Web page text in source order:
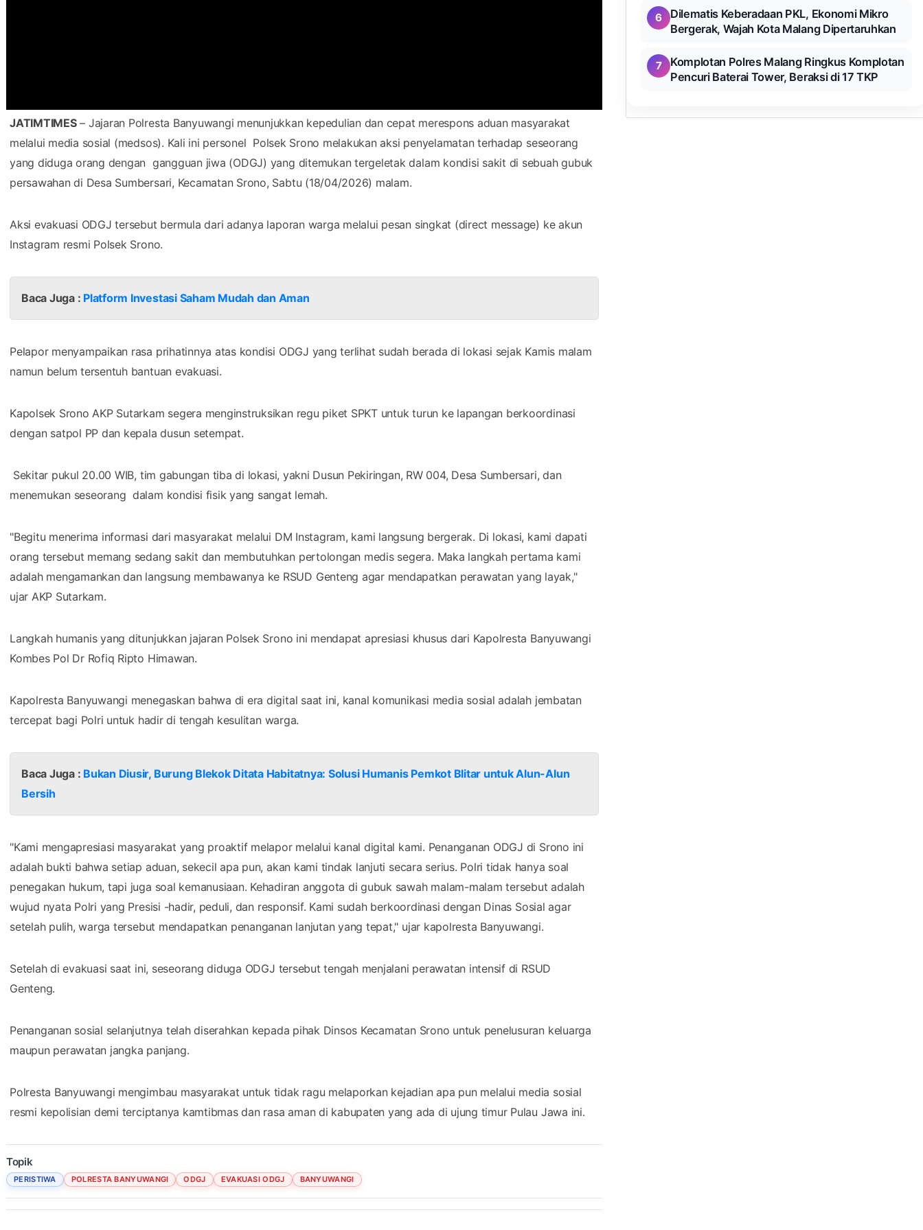
JATIMTIMES– Jajaran Polresta Banyuwangi menunjukkan kepedulian dan cepat merespons aduan masyarakat
melalui media sosial (medsos). Kali ini personel Polsek Srono melakukan aksi penyelamatan terhadap seseorang
yang diduga orang dengan gangguan jiwa (ODGJ) yang ditemukan tergeletak dalam kondisi sakit di sebuah gubuk
persawahan di Desa Sumbersari, Kecamatan Srono, Sabtu (18/04/2026) malam.
Aksi evakuasi ODGJ tersebut bermula dari adanya laporan warga melalui pesan singkat (direct message) ke akun
Instagram resmi Polsek Srono.
Baca Juga : Platform Investasi Saham Mudah dan Aman
Pelapor menyampaikan rasa prihatinnya atas kondisi ODGJ yang terlihat sudah berada di lokasi sejak Kamis malam
namun belum tersentuh bantuan evakuasi.
Kapolsek Srono AKP Sutarkam segera menginstruksikan regu piket SPKT untuk turun ke lapangan berkoordinasi
dengan satpol PP dan kepala dusun setempat.
Sekitar pukul 20.00 WIB, tim gabungan tiba di lokasi, yakni Dusun Pekiringan, RW 004, Desa Sumbersari, dan
menemukan seseorang dalam kondisi fisik yang sangat lemah.
"Begitu menerima informasi dari masyarakat melalui DM Instagram, kami langsung bergerak. Di lokasi, kami dapati
orang tersebut memang sedang sakit dan membutuhkan pertolongan medis segera. Maka langkah pertama kami
adalah mengamankan dan langsung membawanya ke RSUD Genteng agar mendapatkan perawatan yang layak,"
ujar AKP Sutarkam.
Langkah humanis yang ditunjukkan jajaran Polsek Srono ini mendapat apresiasi khusus dari Kapolresta Banyuwangi
Kombes Pol Dr Rofiq Ripto Himawan.
Kapolresta Banyuwangi menegaskan bahwa di era digital saat ini, kanal komunikasi media sosial adalah jembatan
tercepat bagi Polri untuk hadir di tengah kesulitan warga.
Baca Juga : Bukan Diusir, Burung Blekok Ditata Habitatnya: Solusi Humanis Pemkot Blitar untuk Alun-Alun
Bersih
"Kami mengapresiasi masyarakat yang proaktif melapor melalui kanal digital kami. Penanganan ODGJ di Srono ini
adalah bukti bahwa setiap aduan, sekecil apa pun, akan kami tindak lanjuti secara serius. Polri tidak hanya soal
penegakan hukum, tapi juga soal kemanusiaan. Kehadiran anggota di gubuk sawah malam-malam tersebut adalah
wujud nyata Polri yang Presisi -hadir, peduli, dan responsif. Kami sudah berkoordinasi dengan Dinas Sosial agar
setelah pulih, warga tersebut mendapatkan penanganan lanjutan yang tepat," ujar kapolresta Banyuwangi.
Setelah di evakuasi saat ini, seseorang diduga ODGJ tersebut tengah menjalani perawatan intensif di RSUD
Genteng.
Penanganan sosial selanjutnya telah diserahkan kepada pihak Dinsos Kecamatan Srono untuk penelusuran keluarga
maupun perawatan jangka panjang.
Polresta Banyuwangi mengimbau masyarakat untuk tidak ragu melaporkan kejadian apa pun melalui media sosial
resmi kepolisian demi terciptanya kamtibmas dan rasa aman di kabupaten yang ada di ujung timur Pulau Jawa ini.
Topik
PERISTIWA POLRESTA BANYUWANGI ODGJ EVAKUASI ODGJ BANYUWANGI
6
Dilematis Keberadaan PKL, Ekonomi Mikro
Bergerak, Wajah Kota Malang Dipertaruhkan
7
Komplotan Polres Malang Ringkus Komplotan
Pencuri Baterai Tower, Beraksi di 17 TKP